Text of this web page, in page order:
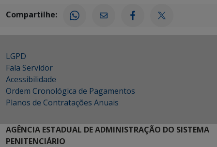
Compartilhe:
LGPD
Fala Servidor
Acessibilidade
Ordem Cronológica de Pagamentos
Planos de Contratações Anuais
AGÊNCIA ESTADUAL DE ADMINISTRAÇÃO DO SISTEMA
PENITENCIÁRIO